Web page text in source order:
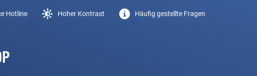
Hotline Hoher Kontrast Häufig gestellte Fragen